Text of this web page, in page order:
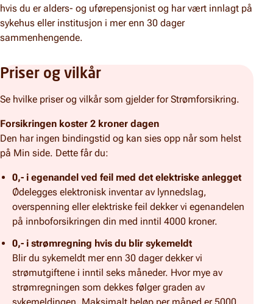
hvis du er alders- og uførepensjonist og har vært innlagt på
sykehus eller institusjon i mer enn 30 dager
sammenhengende.
Priser og vilkår
Se hvilke priser og vilkår som gjelder for Strømforsikring.
Forsikringen koster 2 kroner dagen
Den har ingen bindingstid og kan sies opp når som helst
på Min side. Dette får du:
0,- i egenandel ved feil med det elektriske anlegget
Ødelegges elektronisk inventar av lynnedslag,
overspenning eller elektriske feil dekker vi egenandelen
på innboforsikringen din med inntil 4000 kroner.
0,- i strømregning hvis du blir sykemeldt
Blir du sykemeldt mer enn 30 dager dekker vi
strømutgiftene i inntil seks måneder. Hvor mye av
strømregningen som dekkes følger graden av